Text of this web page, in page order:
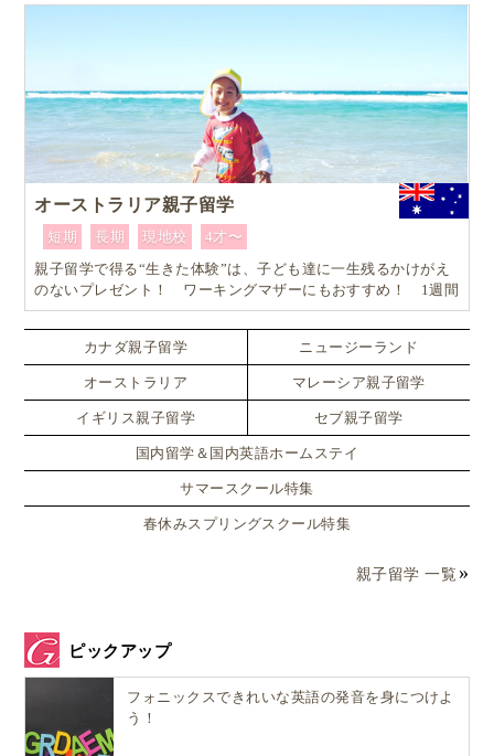
オーストラリア親子留学
短期 長期 現地校
4才〜
親子留学で得る“生きた体験”は、子ども達に一生残るかけがえ
のないプレゼント！ ワーキングマザーにもおすすめ！ 1週間
からはじめるオーストラリア親子留学
カナダ親子留学 ニュージーランド
オーストラリア マレーシア親子留学
イギリス親子留学 セブ親子留学
国内留学＆国内英語ホームステイ
サマースクール特集
春休みスプリングスクール特集
親子留学 一覧
ピックアップ
フォニックスできれいな英語の発音を身につけよ
う！